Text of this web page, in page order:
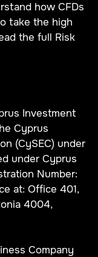
how CFDs
take the high
the full Risk
Investment
Cyprus
(CySEC) under
under Cyprus
Number:
at: Office 401,
4004,
Company